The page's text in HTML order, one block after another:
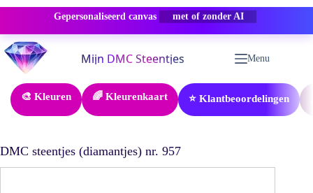
Gepersonaliseerd canvas -50% KORTING
naar
inhoud
Menu
🎨 Kleuren 🌈 Kleurenkaart ⭐ Klantbeoordelingen
DMC steentjes (diamantjes) nr. 957